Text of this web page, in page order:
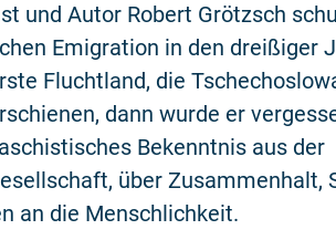
und Autor Robert Grötzsch
Emigration in den dreißiger
Fluchtland, die
dann wurde er
Bekenntnis aus der
über Zusammenhalt,
an die Menschlichkeit.